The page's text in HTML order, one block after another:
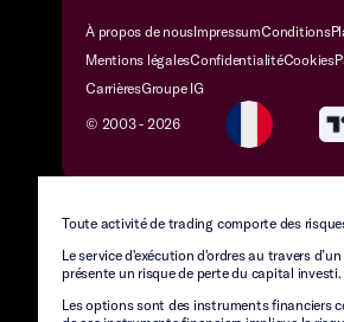
À propos de nousImpressumConditions
Mentions légalesConfidentialitéCookies
CarrièresGroupe IG
© 2003 - 2026
Toute activité de trading comporte des
Le service d'exécution d'ordres au travers
présente un risque de perte du capital investi.
Les options sont des instruments financiers